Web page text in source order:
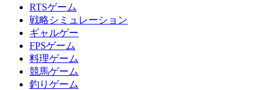
RTSゲーム
戦略シミュレーション
ギャルゲー
FPSゲーム
料理ゲーム
競馬ゲーム
釣りゲーム